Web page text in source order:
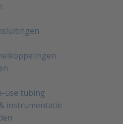
use tubing
instrumentatie